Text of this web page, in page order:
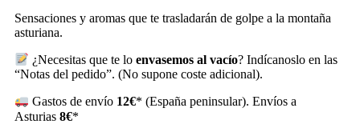
Sensaciones y aromas que te trasladarán de golpe a la montaña
asturiana.
¿Necesitas que te loenvasemos al vacío? Indícanoslo en las
“Notas del pedido”. (No supone coste adicional).
Gastos de envío 12€* (España peninsular). Envíos a
Asturias 8€*